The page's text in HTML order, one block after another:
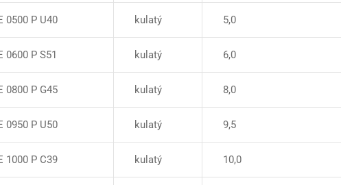
0500 P U40 kulatý 5,0
0600 P S51 kulatý 6,0
0800 P G45 kulatý 8,0
0950 P U50 kulatý 9,5
1000 P C39 kulatý 10,0